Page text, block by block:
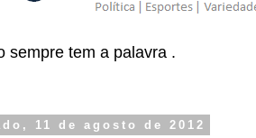
sempre tem a palavra .
11 de agosto de 2012